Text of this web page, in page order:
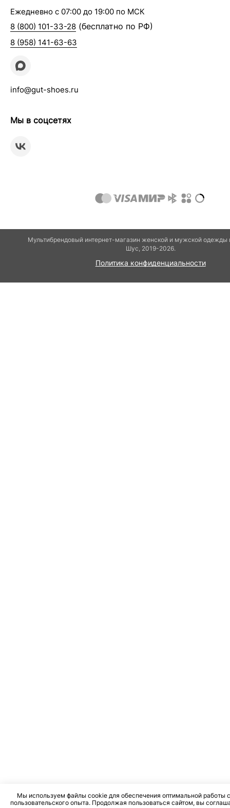
Ежедневно с 07:00 до 19:00 по МСК
8 (800) 101-33-28 (бесплатно по РФ)
8 (958) 141-63-63
info@gut-shoes.ru
Мы в соцсетях
Мультибрендовый интернет-магазин женской и мужской одежды
Шуc, 2019-2026.
Политика конфиденциальности
Мы используем файлы cookie для обеспечения оптимальной работы
пользовательского опыта. Продолжая пользоваться сайтом, вы